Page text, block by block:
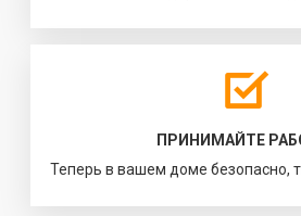
ПРИНИМАЙТЕ
Теперь в вашем доме безопасно,